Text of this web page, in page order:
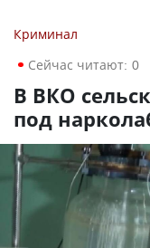
Криминал
Сейчас читают: 0
В ВКО
под